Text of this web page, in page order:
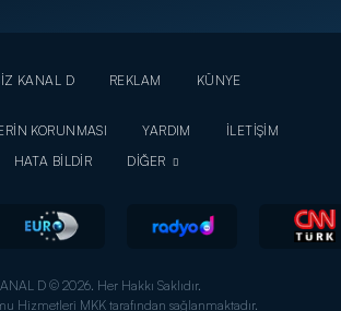
KANAL D REKLAM
KÜNYE
KORUNMASI
YARDIM
İLETİŞİM
HATA BİLDİR
DİĞER
D © 2026. Her Hakkı Saklıdır.
Hizmetleri MKK tarafından sağlanmaktadır.